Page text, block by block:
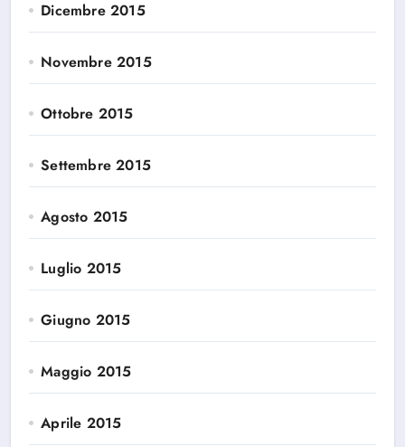
Dicembre 2015
Novembre 2015
Ottobre 2015
Settembre 2015
Agosto 2015
Luglio 2015
Giugno 2015
Maggio 2015
Aprile 2015